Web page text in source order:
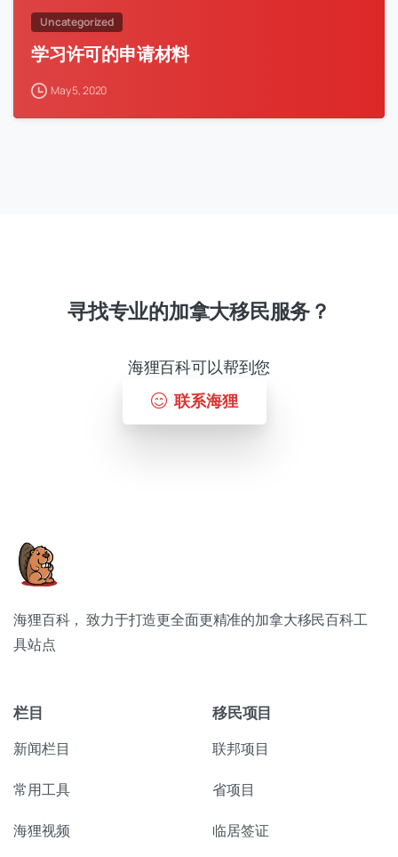
Uncategorized
学习许可的申请材料
May 5, 2020
寻找专业的加拿大移民服务？
海狸百科可以帮到您
联系海狸
海狸百科， 致力于打造更全面更精准的加拿大移民百科工
具站点
栏目
新闻栏目
常用工具
海狸视频
移民项目
联邦项目
省项目
临居签证